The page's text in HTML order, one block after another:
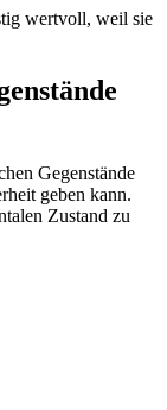
wertvoll, weil sie
Gegenstände
geben kann.
Zustand zu